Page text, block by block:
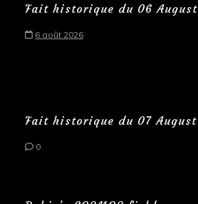
Fait historique du 06 August
6 août 2026
Fait historique du 07 August
0